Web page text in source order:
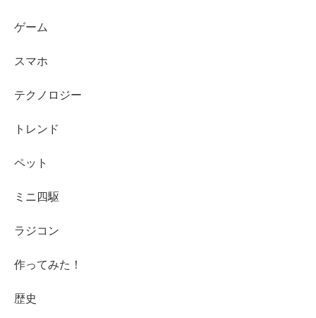
ゲーム
スマホ
テクノロジー
トレンド
ペット
ミニ四駆
ラジコン
作ってみた！
歴史